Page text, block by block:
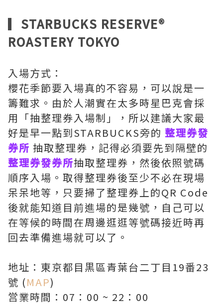
▎STARBUCKS RESERVE®
ROASTERY TOKYO
入場方式：
櫻花季節要入場真的不容易，可以說是一
籌難求。由於人潮實在太多時星巴克會採
用「抽整理券入場制」，所以建議大家最
好是早一點到STARBUCKS旁的 整理券發
券所 抽取整理券，記得必須要先到隔壁的
整理券發券所抽取整理券，然後依照號碼
順序入場。取得整理券後至少不必在現場
呆呆地等，只要掃了整理券上的QR Code
後就能知道目前進場的是幾號，自己可以
在等候的時間在周邊逛逛等號碼接近時再
回去準備進場就可以了。
地址：東京都目黒區青葉台二丁目19番23
號 (MAP)
営業時間：07：00 ~ 22：00